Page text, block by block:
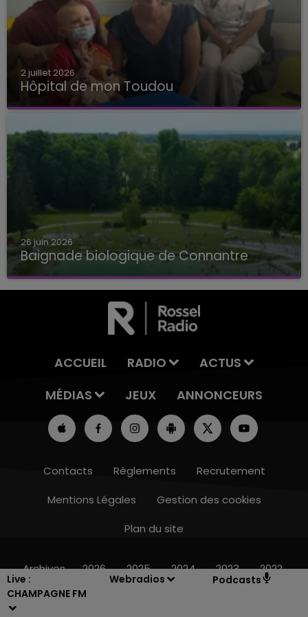
Live :
CHAMPAGNE FM
Webradios Podcasts
2 juillet 2026
Hôpital de mon Toudou
Hôpital de mon Toudou
26 juin 2026
Baignade biologique de Connantre
Baignade biologique de Connantre
ACCUEIL RADIO
ACTUS
MÉDIAS
JEUX ANNONCEURS
Contacts Règlements
Recrutement
Mentions Légales
Gestion des cookies
Plan du site
Archives 2026 2025 2024 2023 2022